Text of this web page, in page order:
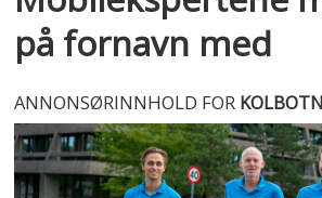
på fornavn med
ANNONSØRINNHOLD FOR